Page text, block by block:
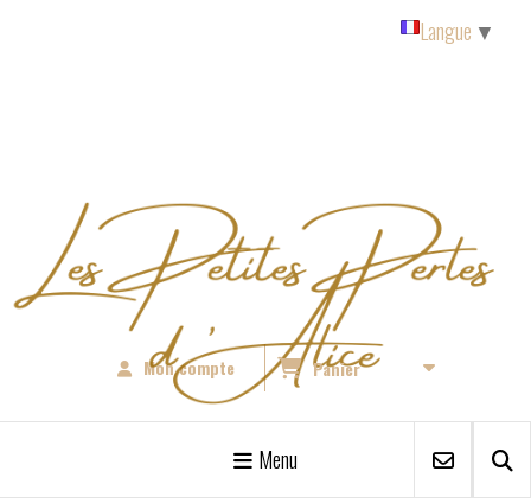
Mon compte Panier
Menu
Langue ▼